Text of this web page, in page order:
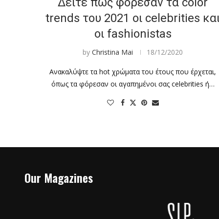
trends του 2021 οι celebrities
οι fashionistas
byChristina Mai 18/12/2020
Ανακαλύψτε τα hot χρώματα του έτους που έρχεται,
όπως τα φόρεσαν οι αγαπημένοι σας celebrities ή…
Our Magazines